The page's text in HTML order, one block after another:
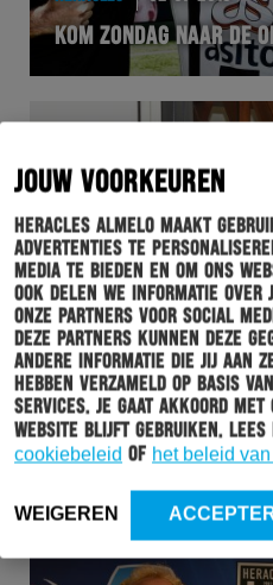
JOUW VOORKEUREN
Heracles Almelo maakt
advertenties te
media te bieden en om ons
Ook delen we informatie over
onze partners voor social
Deze partners kunnen deze
andere informatie die jij aan
hebben verzameld op basis
services. Je gaat akkoord met
website blijft gebruiken. Lees
cookiebeleid of het beleid
WEIGEREN
KOM ZONDAG NAAR DE
HERACLES 02-07-2019
ROBIN PRÖPPER
NIEUW TENUE